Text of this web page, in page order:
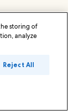
storing of
analyze
Reject All